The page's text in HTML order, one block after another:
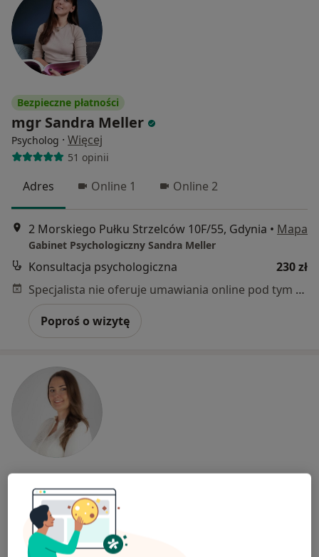
Bezpieczne płatności
mgr Sandra Meller
Psycholog · Więcej
51 opinii
Adres Online 1 Online 2
2 Morskiego Pułku Strzelców 10F/55, Gdynia • Mapa
Gabinet Psychologiczny Sandra Meller
Konsultacja psychologiczna
230 zł
Specjalista nie oferuje umawiania online pod tym adresem.
Poproś o wizytę
mgr Julianna Szwedek-Kupper
Psycholog·Więcej
5 opinii
Adres Online